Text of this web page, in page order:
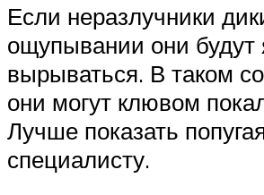
Если неразлучники
ощупывании они будут
вырываться. В таком
они могут клювом
Лучше показать
специалисту.